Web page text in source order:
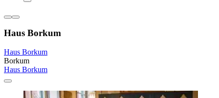
Haus Borkum
Haus Borkum
Borkum
Haus Borkum